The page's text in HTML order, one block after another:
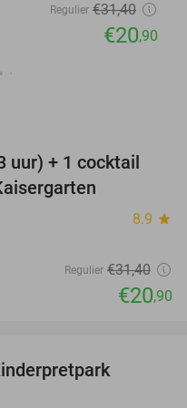
Regulier €31,40
€20,90
33%
uur) + 1 cocktail
8.9 star
Regulier €31,40
€20,90